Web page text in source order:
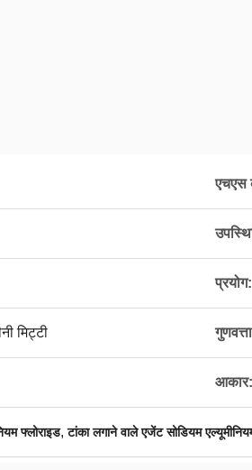
एचएस
प्रयोग:
मिट्टी
आकार:
फ्लोराइड,टांका लगाने वाले एजेंट सोडियम